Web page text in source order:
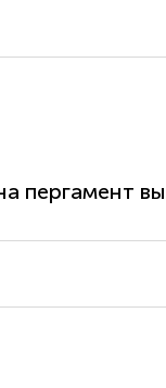
пергамент